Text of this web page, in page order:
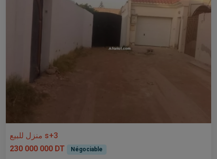
منزل للبيع s+3
230 000 000 DT
Négociable